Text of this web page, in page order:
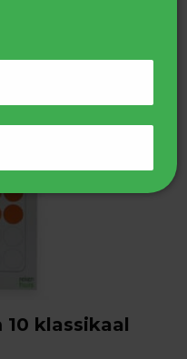
klassikaal
je akkoord met